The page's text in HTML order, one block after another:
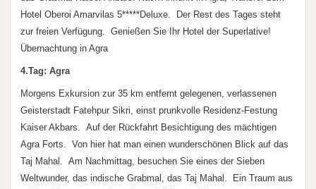
Hotel Oberoi Amarvilas 5*****Deluxe. Der Rest des Tages steht
zur freien Verfügung. Genießen Sie Ihr Hotel der Superlative!
Übernachtung in Agra
4.Tag: Agra
Morgens Exkursion zur 35 km entfernt gelegenen, verlassenen
Geisterstadt Fatehpur Sikri, einst prunkvolle Residenz-Festung
Kaiser Akbars. Auf der Rückfahrt Besichtigung des mächtigen
Agra Forts. Von hier hat man einen wunderschönen Blick auf das
Taj Mahal. Am Nachmittag, besuchen Sie eines der Sieben
Weltwunder, das indische Grabmal, das Taj Mahal. Ein Traum aus